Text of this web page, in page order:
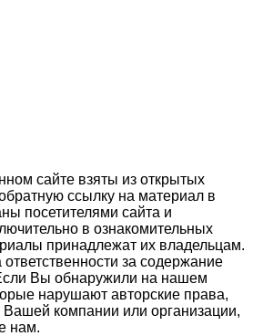
сайте взяты из открытых
ссылку на материал в
посетителями сайта и
в ознакомительных
принадлежат их владельцам.
за содержание
Вы обнаружили на нашем
нарушают авторские права,
компании или организации,
нам.